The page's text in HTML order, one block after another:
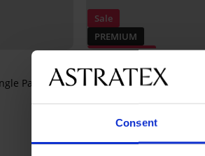
Consent
Padded CI
Sale
PREMIUM
Bh HUGO Triangle Paddes
29,50 €58,99 €